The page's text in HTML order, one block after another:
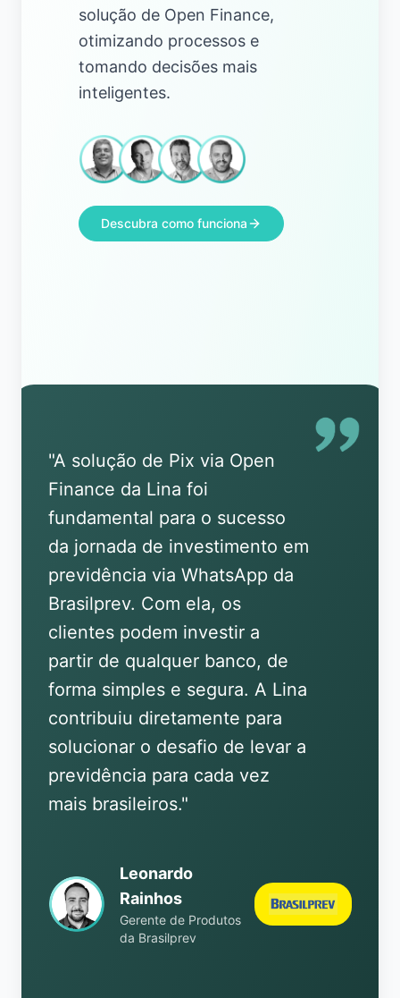
solução de Open Finance,
otimizando processos e
tomando decisões mais
inteligentes.
Descubra como funciona
"A solução de Pix via Open
Finance da Lina foi
fundamental para o sucesso
da jornada de investimento em
previdência via WhatsApp da
Brasilprev. Com ela, os
clientes podem investir a
partir de qualquer banco, de
forma simples e segura. A Lina
contribuiu diretamente para
solucionar o desafio de levar a
previdência para cada vez
mais brasileiros."
Leonardo
Rainhos
Gerente de Produtos
da Brasilprev